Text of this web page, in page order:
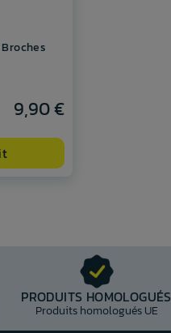
9,90 €
PRODUITS HOMOLOGUÉS
Produits homologués UE